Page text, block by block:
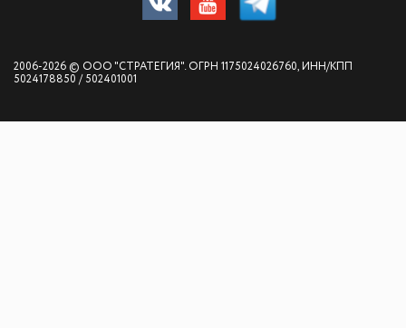
2006-2026 © ООО "СТРАТЕГИЯ". ОГРН 1175024026760, ИНН/КПП
5024178850 / 502401001